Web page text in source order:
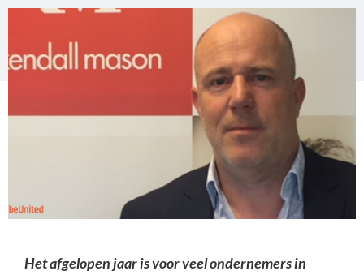
Het afgelopen jaar is voor veel ondernemers in